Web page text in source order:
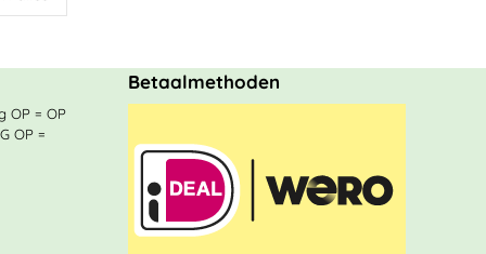
OP = OP
OP =
Betaalmethoden